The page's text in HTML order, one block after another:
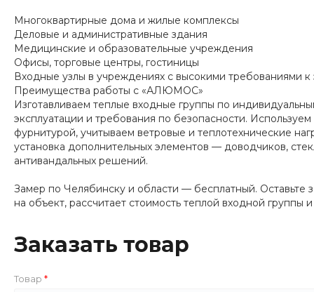
Многоквартирные дома и жилые комплексы
Деловые и административные здания
Медицинские и образовательные учреждения
Офисы, торговые центры, гостиницы
Входные узлы в учреждениях с высокими требованиями
Преимущества работы с «АЛЮМОС»
Изготавливаем теплые входные группы по
эксплуатации и требования по безопасности.
фурнитурой, учитываем ветровые и теплотехнические
установка дополнительных элементов — доводчиков,
антивандальных решений.
Замер по Челябинску и области — бесплатный.
на объект, рассчитает стоимость теплой входной
Заказать товар
Товар